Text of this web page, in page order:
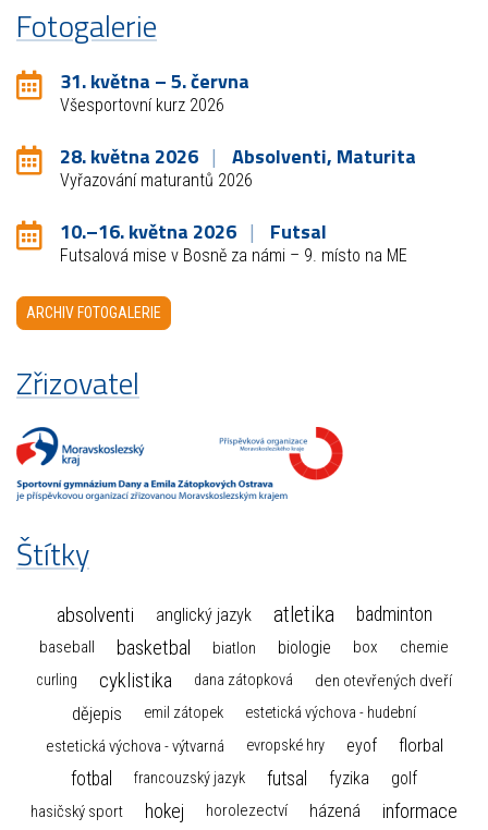
Fotogalerie
31. května – 5. června
Všesportovní kurz 2026
28. května 2026 Absolventi, Maturita
Vyřazování maturantů 2026
10.–16. května 2026 Futsal
Futsalová mise v Bosně za námi – 9. místo na ME
ARCHIV FOTOGALERIE
Zřizovatel
Štítky
absolventi anglický jazyk atletika badminton
baseball basketbal biatlon biologie box chemie
curling cyklistika dana zátopková den otevřených dveří
dějepis emil zátopek estetická výchova - hudební
estetická výchova - výtvarná evropské hry eyof florbal
fotbal francouzský jazyk futsal fyzika golf
hasičský sport hokej horolezectví házená informace